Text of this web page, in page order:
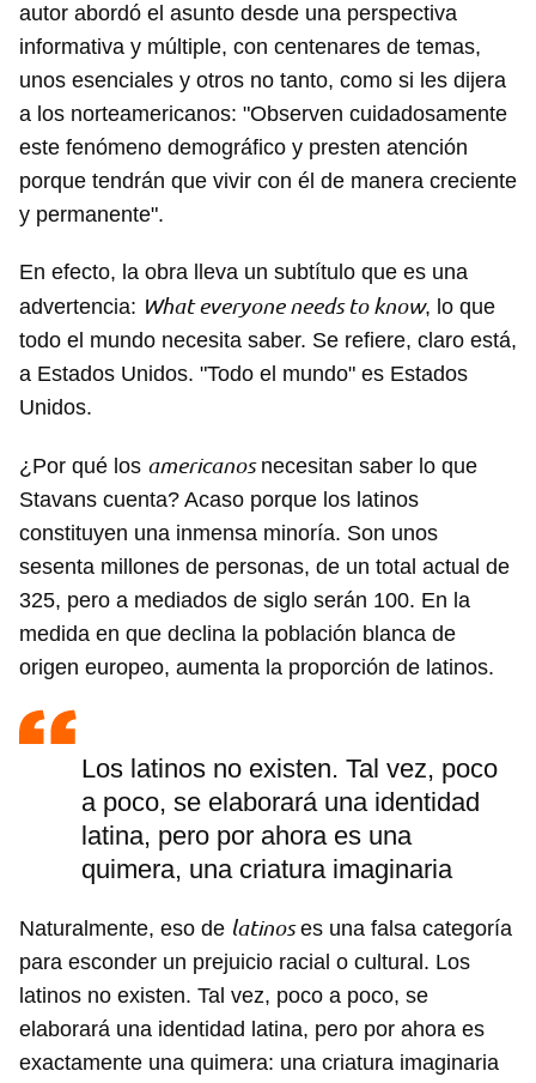
autor abordó el asunto desde una perspectiva
informativa y múltiple, con centenares de temas,
unos esenciales y otros no tanto, como si les dijera
a los norteamericanos: "Observen cuidadosamente
este fenómeno demográfico y presten atención
porque tendrán que vivir con él de manera creciente
y permanente".
En efecto, la obra lleva un subtítulo que es una
advertencia: What everyone needs to know, lo que
todo el mundo necesita saber. Se refiere, claro está,
a Estados Unidos. "Todo el mundo" es Estados
Unidos.
¿Por qué los americanosnecesitan saber lo que
Stavans cuenta? Acaso porque los latinos
constituyen una inmensa minoría. Son unos
sesenta millones de personas, de un total actual de
325, pero a mediados de siglo serán 100. En la
medida en que declina la población blanca de
origen europeo, aumenta la proporción de latinos.
Los latinos no existen. Tal vez, poco
a poco, se elaborará una identidad
latina, pero por ahora es una
quimera, una criatura imaginaria
Naturalmente, eso de latinoses una falsa categoría
para esconder un prejuicio racial o cultural. Los
latinos no existen. Tal vez, poco a poco, se
elaborará una identidad latina, pero por ahora es
exactamente una quimera: una criatura imaginaria